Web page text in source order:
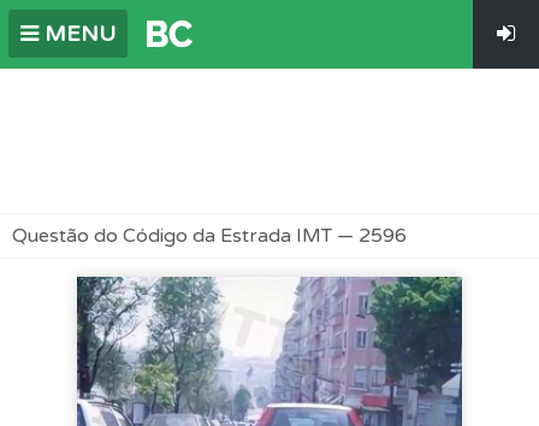
MENU
Questão do Código da Estrada IMT — 2596